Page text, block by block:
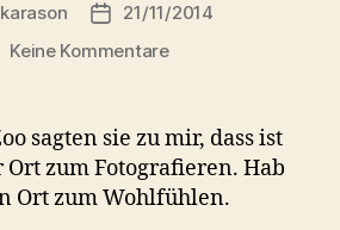
karason Veröffentlichungsdatum
21/11/2014
Keine Kommentarezu
Zoo!
In
den
Zoo!
sagten sie zu mir, dass ist
zum Fotografieren. Hab
Ort zum Wohlfühlen.